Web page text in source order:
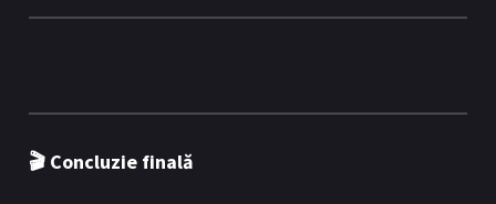
🎬 Concluzie finală